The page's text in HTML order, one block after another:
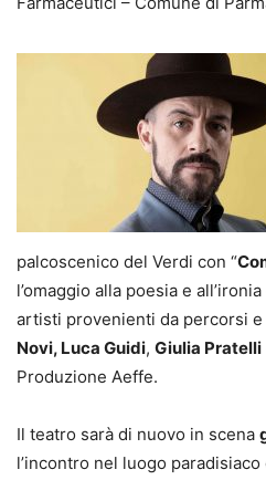
palcoscenico del Verdi con “
l’omaggio alla poesia e
artisti provenienti da percorsi
Novi, Luca Guidi, Giulia Pratelli
Produzione Aeffe.
Il teatro sarà di nuovo in scena
l’incontro nel luogo paradisiaco